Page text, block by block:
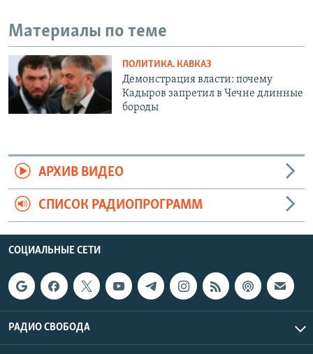
Материалы по теме
ПОЛИТИКА. КАВКАЗ
Демонстрация власти: почему
Кадыров запретил в Чечне длинные
бороды
АРХИВ ВИДЕО
СПИСОК РАДИОПРОГРАММ
СОЦИАЛЬНЫЕ СЕТИ
РАДИО СВОБОДА